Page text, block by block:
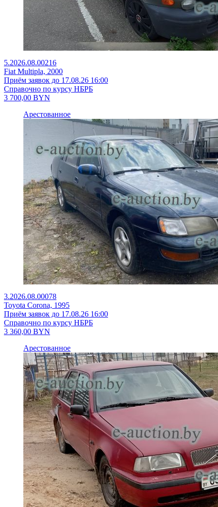
5.2026.08.00216
Fiat Multipla, 2000
Приём заявок до 17.08.26 16:00
Справочно по курсу НБРБ
3 700,00 BYN
Арестованное
3.2026.08.00078
Toyota Corona, 1995
Приём заявок до 17.08.26 16:00
Справочно по курсу НБРБ
3 360,00 BYN
Арестованное